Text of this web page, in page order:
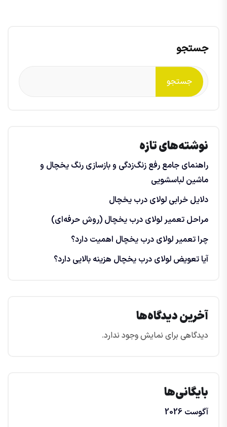
جستجو
جستجو
نوشته‌های تازه
راهنمای جامع رفع زنگ‌زدگی و بازسازی رنگ یخچال و
ماشین لباسشویی
دلایل خرابی لولای درب یخچال
مراحل تعمیر لولای درب یخچال (روش حرفه‌ای)
چرا تعمیر لولای درب یخچال اهمیت دارد؟
آیا تعویض لولای درب یخچال هزینه بالایی دارد؟
آخرین دیدگاه‌ها
دیدگاهی برای نمایش وجود ندارد.
بایگانی‌ها
آگوست 2026